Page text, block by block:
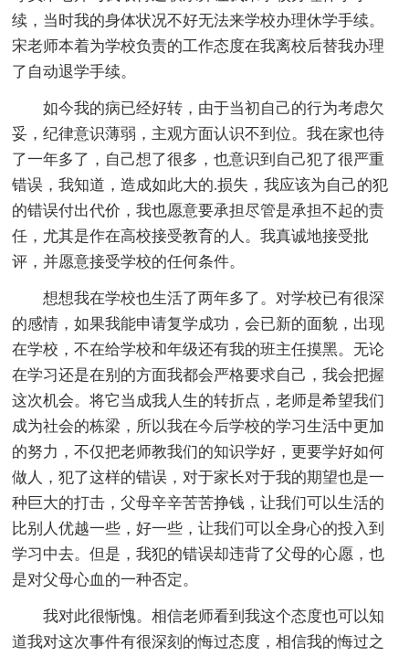
续，当时我的身体状况不好无法来学校办理休学手续。
宋老师本着为学校负责的工作态度在我离校后替我办理
了自动退学手续。
如今我的病已经好转，由于当初自己的行为考虑欠
妥，纪律意识薄弱，主观方面认识不到位。我在家也待
了一年多了，自己想了很多，也意识到自己犯了很严重
错误，我知道，造成如此大的.损失，我应该为自己的犯
的错误付出代价，我也愿意要承担尽管是承担不起的责
任，尤其是作在高校接受教育的人。我真诚地接受批
评，并愿意接受学校的任何条件。
想想我在学校也生活了两年多了。对学校已有很深
的感情，如果我能申请复学成功，会已新的面貌，出现
在学校，不在给学校和年级还有我的班主任摸黑。无论
在学习还是在别的方面我都会严格要求自己，我会把握
这次机会。将它当成我人生的转折点，老师是希望我们
成为社会的栋梁，所以我在今后学校的学习生活中更加
的努力，不仅把老师教我们的知识学好，更要学好如何
做人，犯了这样的错误，对于家长对于我的期望也是一
种巨大的打击，父母辛辛苦苦挣钱，让我们可以生活的
比别人优越一些，好一些，让我们可以全身心的投入到
学习中去。但是，我犯的错误却违背了父母的心愿，也
是对父母心血的一种否定。
我对此很惭愧。相信老师看到我这个态度也可以知
道我对这次事件有很深刻的悔过态度，相信我的悔过之